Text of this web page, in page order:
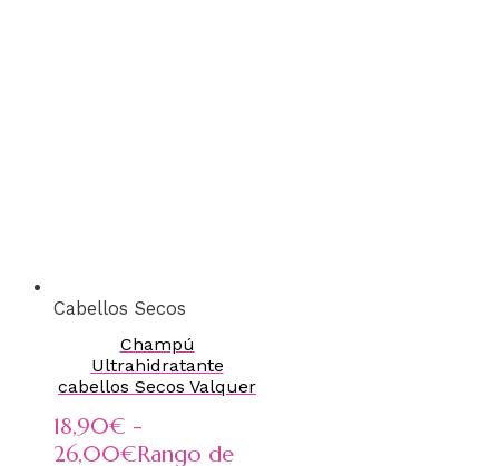
Cabellos Secos
Champú
Ultrahidratante
cabellos Secos Valquer
18,90€ -
26,00€Rango de